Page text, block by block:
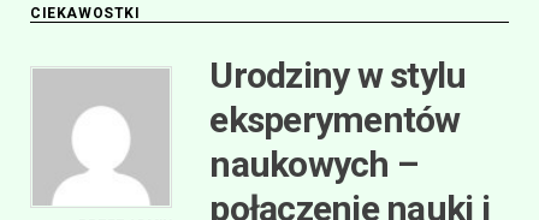
CIEKAWOSTKI
Urodziny w stylu
eksperymentów
naukowych –
połączenie nauki i